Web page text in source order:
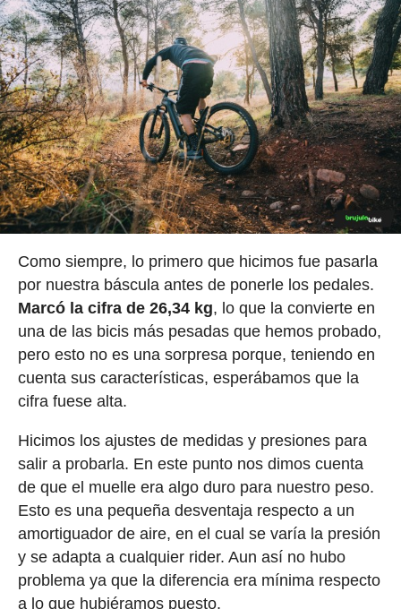
Como siempre, lo primero que hicimos fue pasarla
por nuestra báscula antes de ponerle los pedales.
Marcó la cifra de 26,34 kg, lo que la convierte en
una de las bicis más pesadas que hemos probado,
pero esto no es una sorpresa porque, teniendo en
cuenta sus características, esperábamos que la
cifra fuese alta.
Hicimos los ajustes de medidas y presiones para
salir a probarla. En este punto nos dimos cuenta
de que el muelle era algo duro para nuestro peso.
Esto es una pequeña desventaja respecto a un
amortiguador de aire, en el cual se varía la presión
y se adapta a cualquier rider. Aun así no hubo
problema ya que la diferencia era mínima respecto
a lo que hubiéramos puesto.